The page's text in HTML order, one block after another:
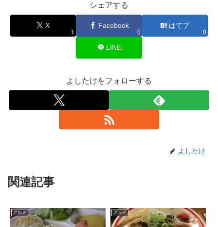
シェアする
X
1
Facebook
0
はてブ
0
LINE
よしたけをフォローする
よしたけ
関連記事
グルメ グルメ